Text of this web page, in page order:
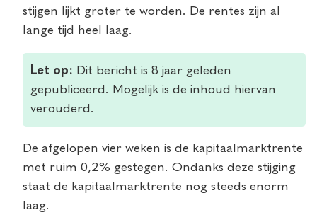
stijgen lijkt groter te worden. De rentes zijn al
lange tijd heel laag.
Let op: Dit bericht is 8 jaar geleden
gepubliceerd. Mogelijk is de inhoud hiervan
verouderd.
De afgelopen vier weken is de kapitaalmarktrente
met ruim 0,2% gestegen. Ondanks deze stijging
staat de kapitaalmarktrente nog steeds enorm
laag.